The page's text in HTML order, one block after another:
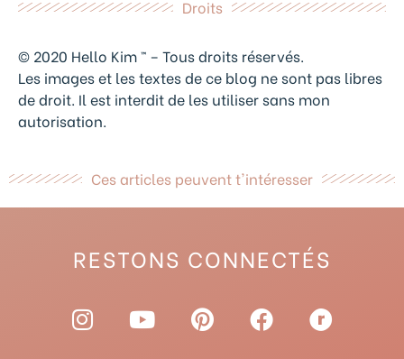
Droits
© 2020 Hello Kim ™ – Tous droits réservés.
Les images et les textes de ce blog ne sont pas libres
de droit. Il est interdit de les utiliser sans mon
autorisation.
Ces articles peuvent t'intéresser
RESTONS CONNECTÉS
I
n
Y
o
P
i
F
a
R
a